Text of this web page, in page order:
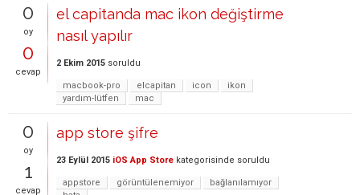
0
oy
0
cevap
el capitanda mac ikon değiştirme
nasıl yapılır
2 Ekim 2015 soruldu
macbook-pro elcapitan icon
ikon
yardım-lütfen
mac
0
oy
1
cevap
app store şifre
23 Eylül 2015 iOS App Store kategorisinde soruldu
appstore görüntülenemiyor
bağlanılamıyor